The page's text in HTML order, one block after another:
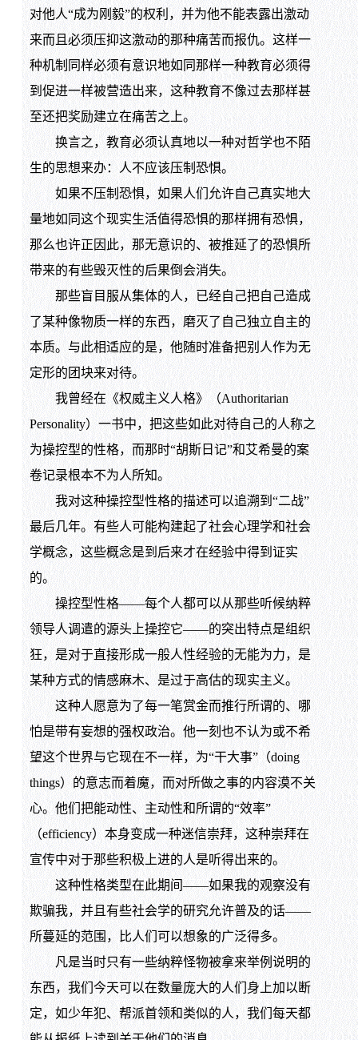
对他人“成为刚毅”的权利，并为他不能表露出激动
来而且必须压抑这激动的那种痛苦而报仇。这样一
种机制同样必须有意识地如同那样一种教育必须得
到促进一样被营造出来，这种教育不像过去那样甚
至还把奖励建立在痛苦之上。
换言之，教育必须认真地以一种对哲学也不陌
生的思想来办：人不应该压制恐惧。
如果不压制恐惧，如果人们允许自己真实地大
量地如同这个现实生活值得恐惧的那样拥有恐惧，
那么也许正因此，那无意识的、被推延了的恐惧所
带来的有些毁灭性的后果倒会消失。
那些盲目服从集体的人，已经自己把自己造成
了某种像物质一样的东西，磨灭了自己独立自主的
本质。与此相适应的是，他随时准备把别人作为无
定形的团块来对待。
我曾经在《权威主义人格》（Authoritarian
Personality）一书中，把这些如此对待自己的人称之
为操控型的性格，而那时“胡斯日记”和艾希曼的案
卷记录根本不为人所知。
我对这种操控型性格的描述可以追溯到“二战”
最后几年。有些人可能构建起了社会心理学和社会
学概念，这些概念是到后来才在经验中得到证实
的。
操控型性格——每个人都可以从那些听候纳粹
领导人调遣的源头上操控它——的突出特点是组织
狂，是对于直接形成一般人性经验的无能为力，是
某种方式的情感麻木、是过于高估的现实主义。
这种人愿意为了每一笔赏金而推行所谓的、哪
怕是带有妄想的强权政治。他一刻也不认为或不希
望这个世界与它现在不一样，为“干大事”（doing
things）的意志而着魔，而对所做之事的内容漠不关
心。他们把能动性、主动性和所谓的“效率”
（efficiency）本身变成一种迷信崇拜，这种崇拜在
宣传中对于那些积极上进的人是听得出来的。
这种性格类型在此期间——如果我的观察没有
欺骗我，并且有些社会学的研究允许普及的话——
所蔓延的范围，比人们可以想象的广泛得多。
凡是当时只有一些纳粹怪物被拿来举例说明的
东西，我们今天可以在数量庞大的人们身上加以断
定，如少年犯、帮派首领和类似的人，我们每天都